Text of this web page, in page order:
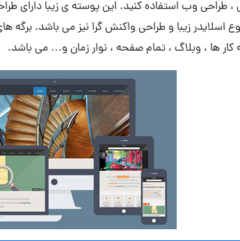
اسلایدر زیبا و طراحی واکنش گرا نیز می باشد.
کار ها ، وبلاگ ، تمام صفحه ، نوار زمان و… می باشد.